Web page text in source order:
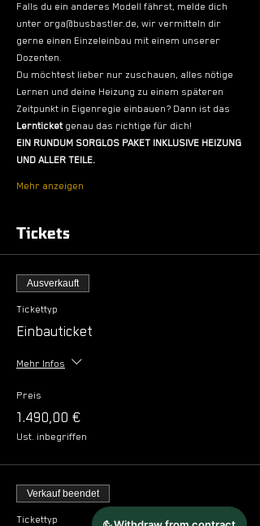
Falls du ein anderes Modell fährst, melde dich
unter orga@busbastler.de, wir vermitteln dir
gerne einen Einzeleinbau mit einem unserer
Dozenten.
Du möchtest lieber nur zuschauen, alles nötige
Lernen und deine Heizung zu einem späteren
Zeitpunkt in Eigenregie einbauen? Dann ist das
Lernticket genau das richtige für dich!
EIN RUNDUM SORGLOS PAKET INKLUSIVE HEIZUNG
UND ALLER TEILE.
Mehr anzeigen
Tickets
Ausverkauft
Tickettyp
Einbauticket
Mehr Infos
Preis
1.490,00 €
Ust. inbegriffen
Verkauf beendet
Tickettyp